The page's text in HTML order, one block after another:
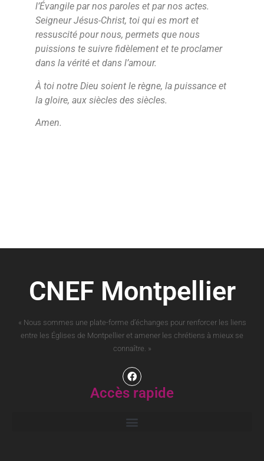
l’Évangile par nos paroles et par nos actes.
Seigneur Jésus-Christ, toi qui es mort et
ressuscité pour nous, permets que nous
puissions te suivre fidèlement et te proclamer
dans la vérité et dans l’amour.
À toi notre Dieu soient le règne, la puissance et
la gloire, aux siècles des siècles.
Amen.
CNEF Montpellier
« Nous sommes une plate-forme d’échanges pour renforcer les liens
entre les Églises de Montpellier et amener les chrétiens à mieux se
connaître. »
Accès rapide